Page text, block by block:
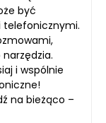
być
telefonicznymi.
i wspólnie
na bieżąco –